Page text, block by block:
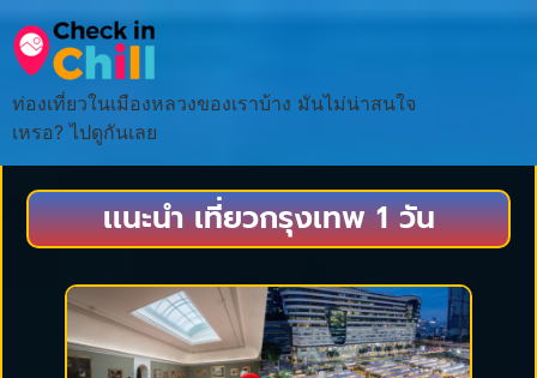
ท่องเที่ยวในเมืองหลวงของเราบ้าง มันไม่น่าสนใจ
เหรอ? ไปดูกันเลย
เเนะนำ เที่ยวกรุงเทพ 1 วัน